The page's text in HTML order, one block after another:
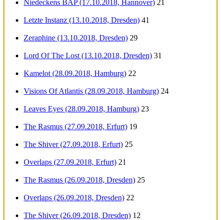
Niedeckens BAP (17.10.2018, Hannover) 21
Letzte Instanz (13.10.2018, Dresden) 41
Zeraphine (13.10.2018, Dresden) 29
Lord Of The Lost (13.10.2018, Dresden) 31
Kamelot (28.09.2018, Hamburg) 22
Visions Of Atlantis (28.09.2018, Hamburg) 24
Leaves Eyes (28.09.2018, Hamburg) 23
The Rasmus (27.09.2018, Erfurt) 19
The Shiver (27.09.2018, Erfurt) 25
Overlaps (27.09.2018, Erfurt) 21
The Rasmus (26.09.2018, Dresden) 25
Overlaps (26.09.2018, Dresden) 22
The Shiver (26.09.2018, Dresden) 12